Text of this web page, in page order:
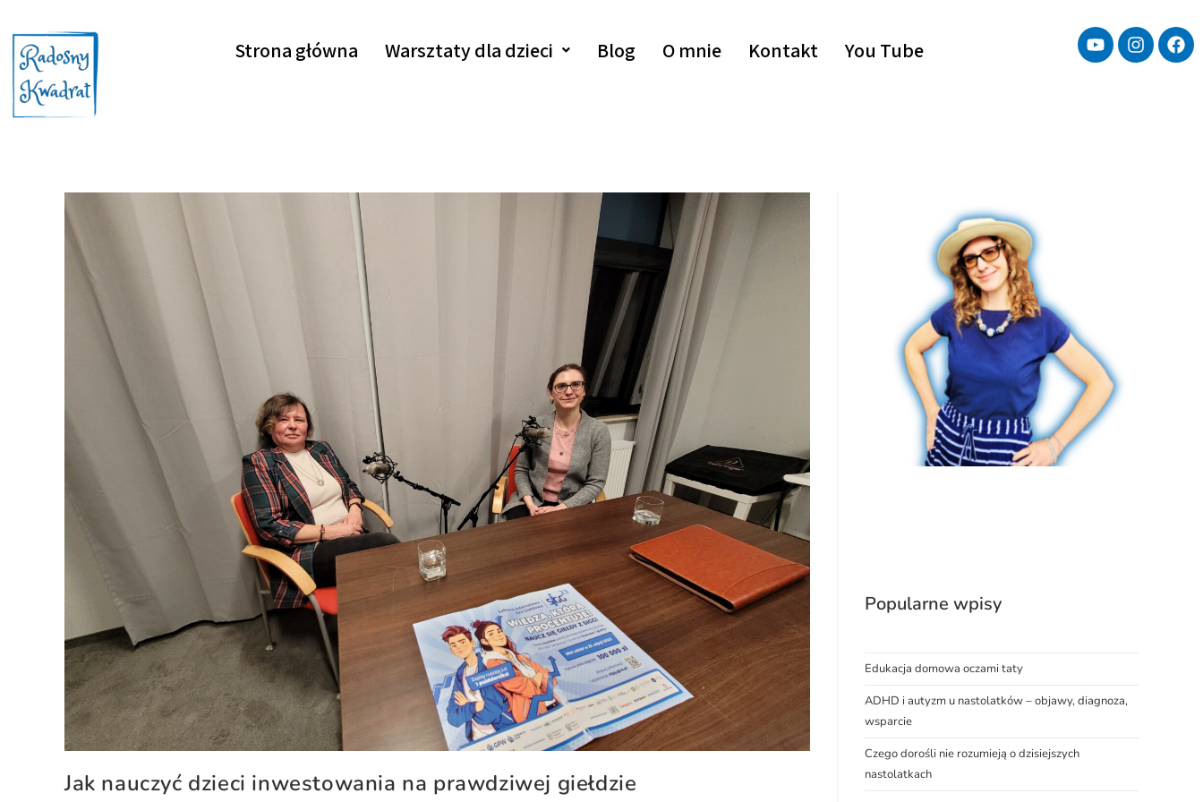
Strona główna Warsztaty dla dzieci Blog O mnie Kontakt You Tube
Jak nauczyć dzieci inwestowania na prawdziwej giełdzie
Popularne wpisy
Edukacja domowa oczami taty
ADHD i autyzm u nastolatków – objawy, diagnoza,
wsparcie
Czego dorośli nie rozumieją o dzisiejszych
nastolatkach